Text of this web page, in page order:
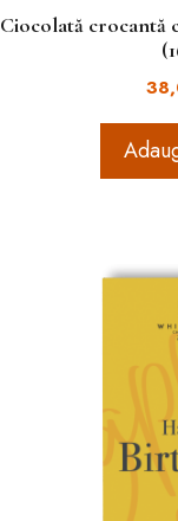
Ciocolată crocantă